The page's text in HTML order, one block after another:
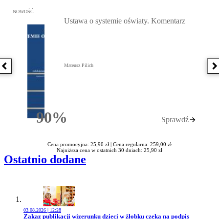
Poprzednia książka
Przejdź do: Ustawa o systemie oświaty. Komentarz, Mateusz
NOWOŚĆ
90%Rabatu
Ustawa o systemie oświaty. Komentarz
Mateusz Pilich
Sprawdź
Cena promocyjna: 25,90 zł | Cena regularna: 259,00 zł
Najniższa cena w ostatnich 30 dniach: 25,90 zł
Ostatnio dodane
03.08.2026 | 12:28
Przejdź do artykułu:
Zakaz publikacji wizerunku dzieci w żłobku czeka na podpis